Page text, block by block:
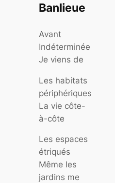
Banlieue
Avant
Indéterminée
Je viens de
Les habitats
périphériques
La vie côte-
à-côte
Les espaces
étriqués
Même les
jardins me